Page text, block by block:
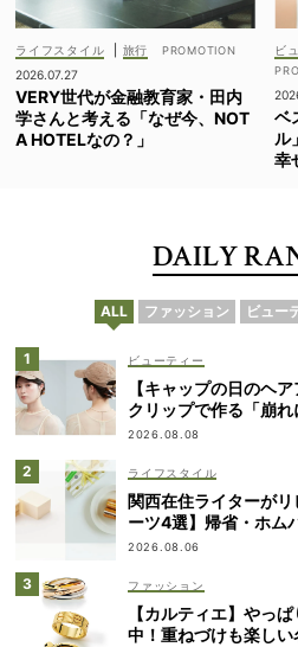
ライフスタイル
旅行
2026.07.27
VERY世代が金融教育家・田内
学さんと考える「なぜ今、NOT
A HOTELなの？」
ビ
ベ
ル
幸
DAILY
ALL ファッション ビュー
ビューティー
【キャップの日のヘ
クリップで作る「崩れ
2026.08.08
ライフスタイル
関西在住ライターが
ーツ4選】帰省・ホム
2026.08.06
ファッション
【カルティエ】やっ
中！重ねづけも楽し